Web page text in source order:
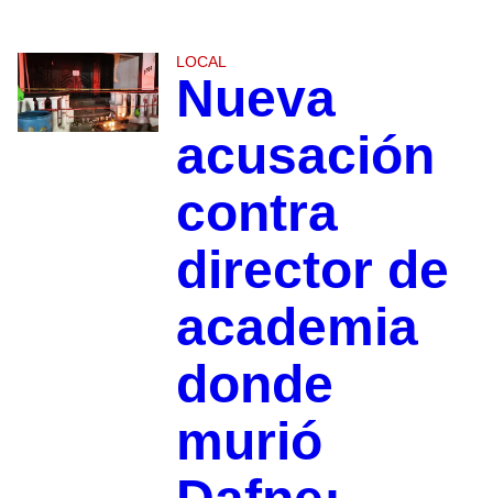
LOCAL
Nueva
acusación
contra
director de
academia
donde
murió